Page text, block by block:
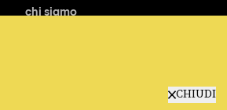
CHIUDI
chi siamo